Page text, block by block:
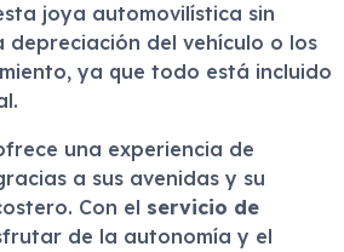
joya automovilística sin
del vehículo o los
ya que todo está incluido
una experiencia de
a sus avenidas y su
Con el servicio de
de la autonomía y el